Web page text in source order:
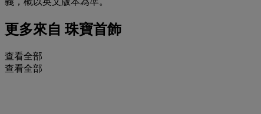
更多來自 珠寶首飾
查看全部
查看全部